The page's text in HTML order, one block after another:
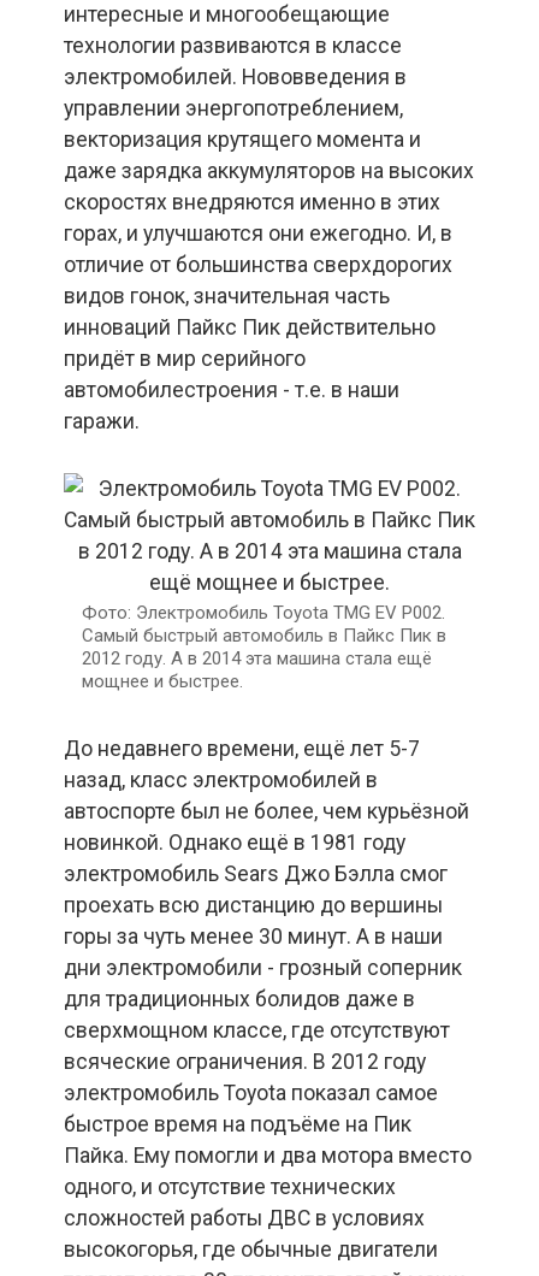
интересные и многообещающие
технологии развиваются в классе
электромобилей. Нововведения в
управлении энергопотреблением,
векторизация крутящего момента и
даже зарядка аккумуляторов на высоких
скоростях внедряются именно в этих
горах, и улучшаются они ежегодно. И, в
отличие от большинства сверхдорогих
видов гонок, значительная часть
инноваций Пайкс Пик действительно
придёт в мир серийного
автомобилестроения - т.е. в наши
гаражи.
Электромобиль Toyota TMG EV P002.
Самый быстрый автомобиль в Пайкс Пик в
2012 году. А в 2014 эта машина стала ещё
мощнее и быстрее.
До недавнего времени, ещё лет 5-7
назад, класс электромобилей в
автоспорте был не более, чем курьёзной
новинкой. Однако ещё в 1981 году
электромобиль Sears Джо Бэлла смог
проехать всю дистанцию до вершины
горы за чуть менее 30 минут. А в наши
дни электромобили - грозный соперник
для традиционных болидов даже в
сверхмощном классе, где отсутствуют
всяческие ограничения. В 2012 году
электромобиль Toyota показал самое
быстрое время на подъёме на Пик
Пайка. Ему помогли и два мотора вместо
одного, и отсутствие технических
сложностей работы ДВС в условиях
высокогорья, где обычные двигатели